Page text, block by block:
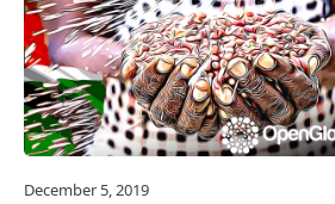
December 5, 2019